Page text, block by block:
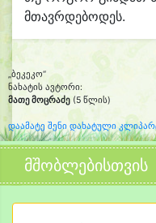
მთავრდებოდეს.
„ბეკეკო“
ნახატის ავტორი:
მათე მოცრაძე (5 წლის)
დაამატე შენი დახატული
მშობლებისთვის